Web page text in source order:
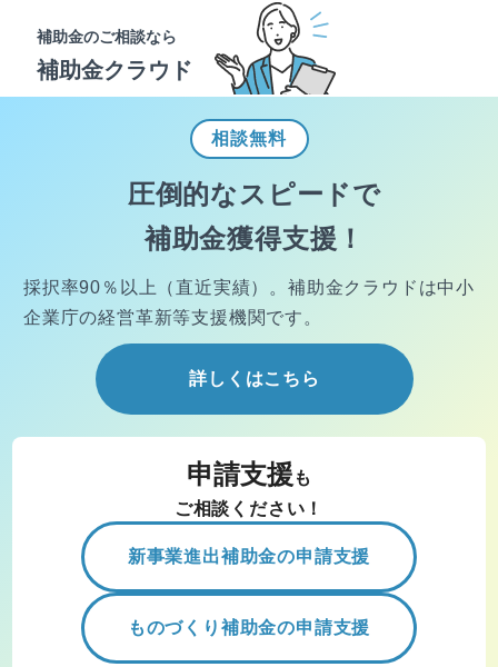
補助金のご相談なら
補助金クラウド
相談無料
圧倒的なスピードで
補助金獲得支援！
採択率90％以上（直近実績）。 補助金クラウドは中小
企業庁の経営革新等支援機関です。
詳しくはこちら
申請支援 も
ご相談ください！
新事業進出補助金の申請支援
ものづくり補助金の申請支援